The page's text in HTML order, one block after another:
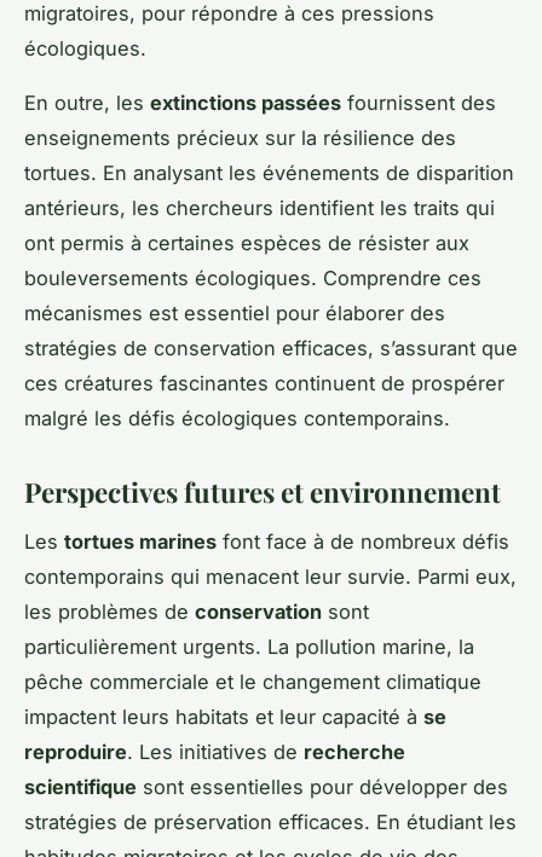
migratoires, pour répondre à ces pressions
écologiques.
En outre, les extinctions passées fournissent des
enseignements précieux sur la résilience des
tortues. En analysant les événements de disparition
antérieurs, les chercheurs identifient les traits qui
ont permis à certaines espèces de résister aux
bouleversements écologiques. Comprendre ces
mécanismes est essentiel pour élaborer des
stratégies de conservation efficaces, s’assurant que
ces créatures fascinantes continuent de prospérer
malgré les défis écologiques contemporains.
Perspectives futures et environnement
Les tortues marines font face à de nombreux défis
contemporains qui menacent leur survie. Parmi eux,
les problèmes de conservation sont
particulièrement urgents. La pollution marine, la
pêche commerciale et le changement climatique
impactent leurs habitats et leur capacité à se
reproduire. Les initiatives de recherche
scientifique sont essentielles pour développer des
stratégies de préservation efficaces. En étudiant les